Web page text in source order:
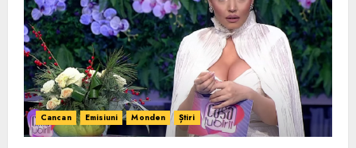
Cancan Emisiuni Monden Știri